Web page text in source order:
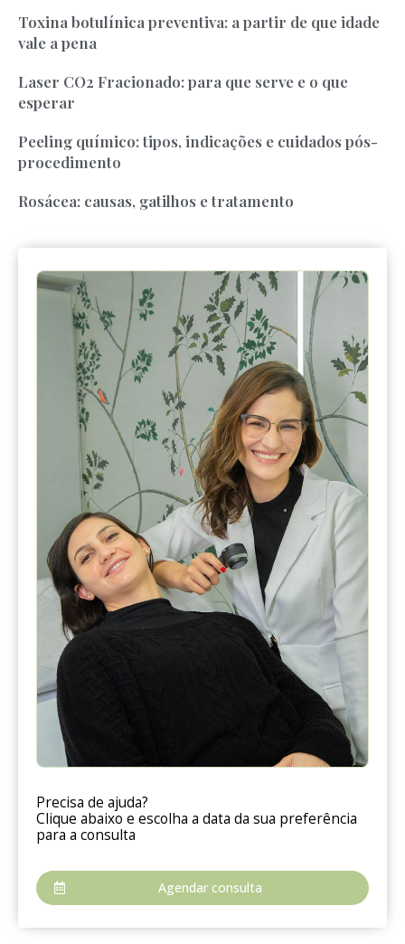
Toxina botulínica preventiva: a partir de que idade
vale a pena
Laser CO2 Fracionado: para que serve e o que
esperar
Peeling químico: tipos, indicações e cuidados pós-
procedimento
Rosácea: causas, gatilhos e tratamento
Precisa de ajuda?
Clique abaixo e escolha a data da sua preferência
para a consulta
Agendar consulta